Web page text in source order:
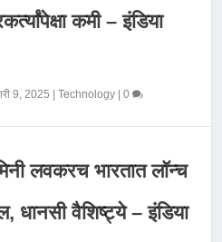
कमी – इंडिया
9, 2025 |Technology |0
लवकरच भारतात लॉन्च
धानसी वैशिष्ट्ये – इंडिया